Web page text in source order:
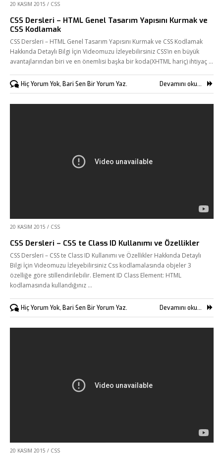
20 KASIM 2015 / CSS
CSS Dersleri – HTML Genel Tasarım Yapısını Kurmak ve
CSS Kodlamak
CSS Dersleri – HTML Genel Tasarım Yapısını Kurmak ve CSS Kodlamak
Hakkında Detaylı Bilgi İçin Videomuzu İzleyebilirsiniz CSS’in en büyük
avantajlarından biri ve en önemlisi başka bir koda(XHTML hariç) ihtiyaç …
Hiç Yorum Yok, Bari Sen Bir Yorum Yaz. Devamını oku...
20 KASIM 2015 / CSS
CSS Dersleri – CSS te Class ID Kullanımı ve Özellikler
CSS Dersleri – CSS te Class ID Kullanımı ve Özellikler Hakkında Detaylı
Bilgi İçin Videomuzu İzleyebilirsiniz Css kodlamalasında objeler 3
özelliğe göre stillendirilebilir. Element ID Class Element: HTML
kodlamasında kullandığınız …
Hiç Yorum Yok, Bari Sen Bir Yorum Yaz. Devamını oku...
20 KASIM 2015 / CSS